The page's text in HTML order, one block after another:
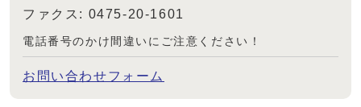
ファクス: 0475-20-1601
電話番号のかけ間違いにご注意ください！
お問い合わせフォーム